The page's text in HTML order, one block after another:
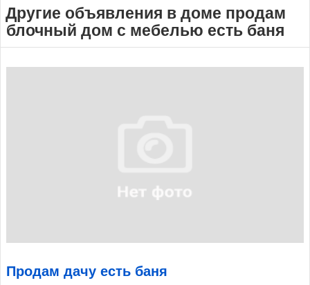
Другие объявления в доме продам
блочный дом с мебелью есть баня
Продам дачу есть баня